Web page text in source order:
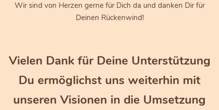
Wir sind von Herzen gerne für Dich da und danken Dir für
Deinen Rückenwind!
Vielen Dank für Deine Unterstützung
Du ermöglichst uns weiterhin mit
unseren Visionen in die Umsetzung